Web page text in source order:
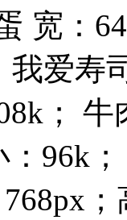
宽：
我爱寿
；
96k